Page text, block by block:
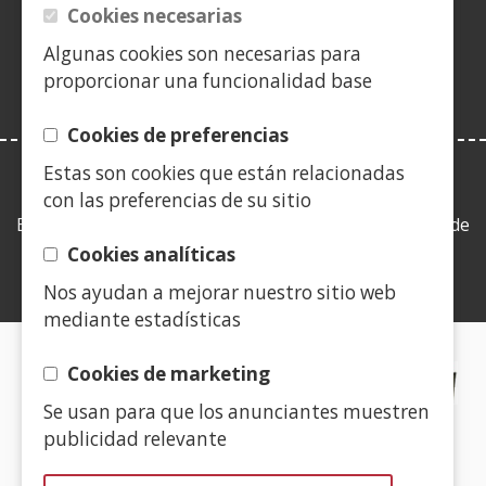
Cookies necesarias
Algunas cookies son necesarias para
proporcionar una funcionalidad base
Cookies de preferencias
Estas son cookies que están relacionadas
con las preferencias de su sitio
Cookies analíticas
Nos ayudan a mejorar nuestro sitio web
mediante estadísticas
Cookies de marketing
Se usan para que los anunciantes muestren
publicidad relevante
ventana)
LEY DE TRANSPARENCIA
Esta web se ajusta a lo establecido en la Ley 19/2013, de
9 de diciembre, de transparencia, acceso a la
CERTIFICADOS DE CALIDAD